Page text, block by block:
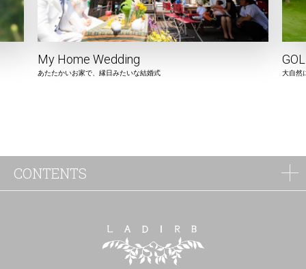
My Home Wedding
あたたかいお家で、縁日みたいな結婚式 大自然
CONTENTS